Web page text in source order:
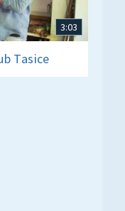
3:03
Tasice